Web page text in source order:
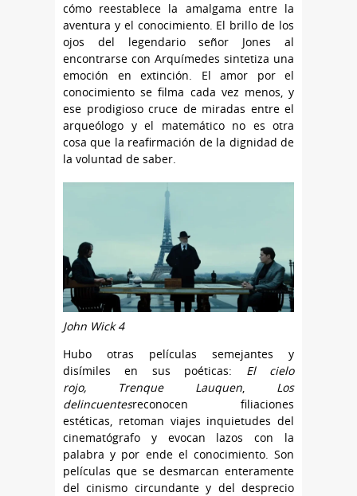
cómo reestablece la amalgama entre la
aventura y el conocimiento. El brillo de los
ojos del legendario señor Jones al
encontrarse con Arquímedes sintetiza una
emoción en extinción. El amor por el
conocimiento se filma cada vez menos, y
ese prodigioso cruce de miradas entre el
arqueólogo y el matemático no es otra
cosa que la reafirmación de la dignidad de
la voluntad de saber.
John Wick 4
Hubo otras películas semejantes y
disímiles en sus poéticas: El cielo
rojo,
Trenque Lauquen, Los
delincuentesreconocen filiaciones
estéticas, retoman viajes inquietudes del
cinematógrafo y evocan lazos con la
palabra y por ende el conocimiento. Son
películas que se desmarcan enteramente
del cinismo circundante y del desprecio